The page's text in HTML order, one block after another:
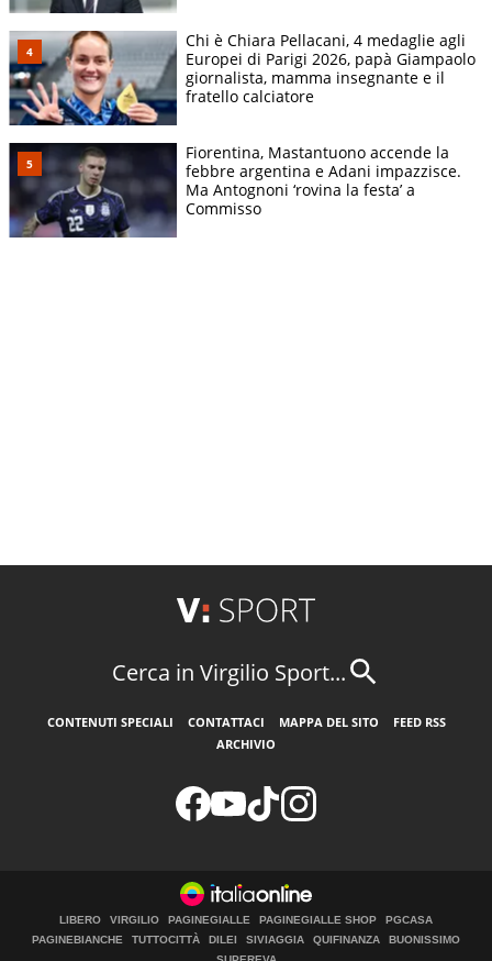
Chi è Chiara Pellacani, 4 medaglie agli
Europei di Parigi 2026, papà Giampaolo
giornalista, mamma insegnante e il
fratello calciatore
Fiorentina, Mastantuono accende la
febbre argentina e Adani impazzisce.
Ma Antognoni ‘rovina la festa’ a
Commisso
Cerca in Virgilio Sport...
CONTENUTI SPECIALI CONTATTACI MAPPA DEL SITO
FEED RSS
ARCHIVIO
LIBERO VIRGILIO PAGINEGIALLE PAGINEGIALLE SHOP
PGCASA
PAGINEBIANCHE
TUTTOCITTÀ DILEI SIVIAGGIA QUIFINANZA
BUONISSIMO